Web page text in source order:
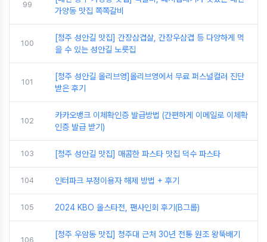
99
가양동 맛집 쪽쪽갈비
100
[청주 성안길 맛집] 간장삼겹살, 간장우삼겹 등 다양하게 먹
을 수 있는 성안길 노릇집
101
[청주 성안길 올리브영]올리브영에서 무료 퍼스널컬러 진단
받은 후기
102
카카오뱅크 이체확인증 발급방법 (간편하게 이메일로 이체확
인증 발급 받기)
103 [청주 성안길 맛집] 매콤한 파스타 맛집 덕수 파스타
104 인터파크 부정이용자 해제 방법 + 후기
105 2024 KBO 올스타전, 팬사인회 후기(B그룹)
106
[청주 우암동 맛집] 청주대 근처 30년 전통 원조 왕뚝배기